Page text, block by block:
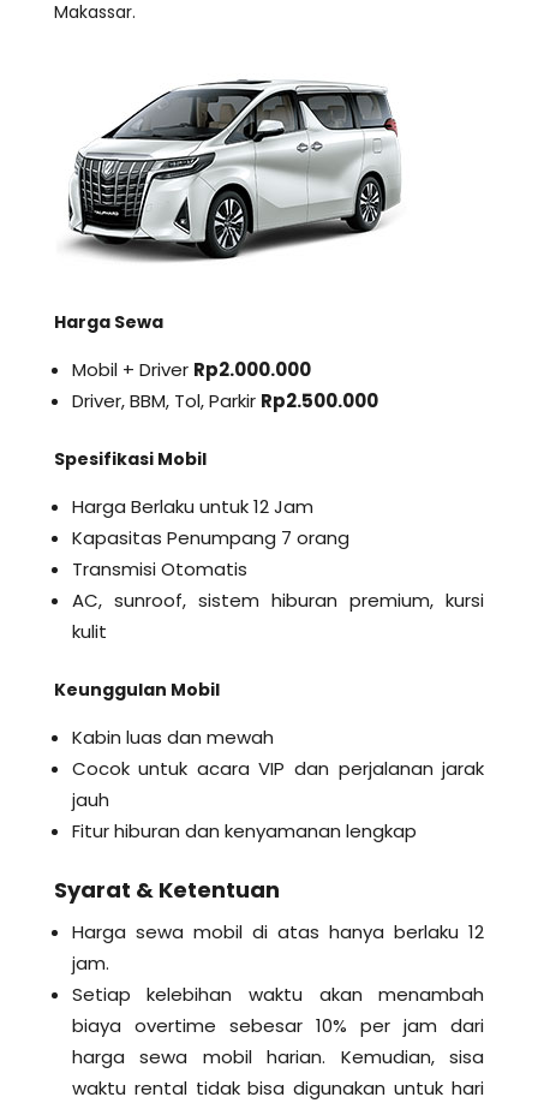
Makassar.
Harga Sewa
Mobil + Driver Rp2.000.000
Driver, BBM, Tol, Parkir Rp2.500.000
Spesifikasi Mobil
Harga Berlaku untuk 12 Jam
Kapasitas Penumpang 7 orang
Transmisi Otomatis
AC, sunroof, sistem hiburan premium, kursi
kulit
Keunggulan Mobil
Kabin luas dan mewah
Cocok untuk acara VIP dan perjalanan jarak
jauh
Fitur hiburan dan kenyamanan lengkap
Syarat & Ketentuan
Harga sewa mobil di atas hanya berlaku 12
jam.
Setiap kelebihan waktu akan menambah
biaya overtime sebesar 10% per jam dari
harga sewa mobil harian. Kemudian, sisa
waktu rental tidak bisa digunakan untuk hari